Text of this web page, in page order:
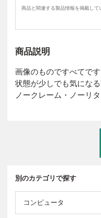
商品と関連する製品情報を掲載して
商品説明
別のカテゴリで探す
コンピュータ